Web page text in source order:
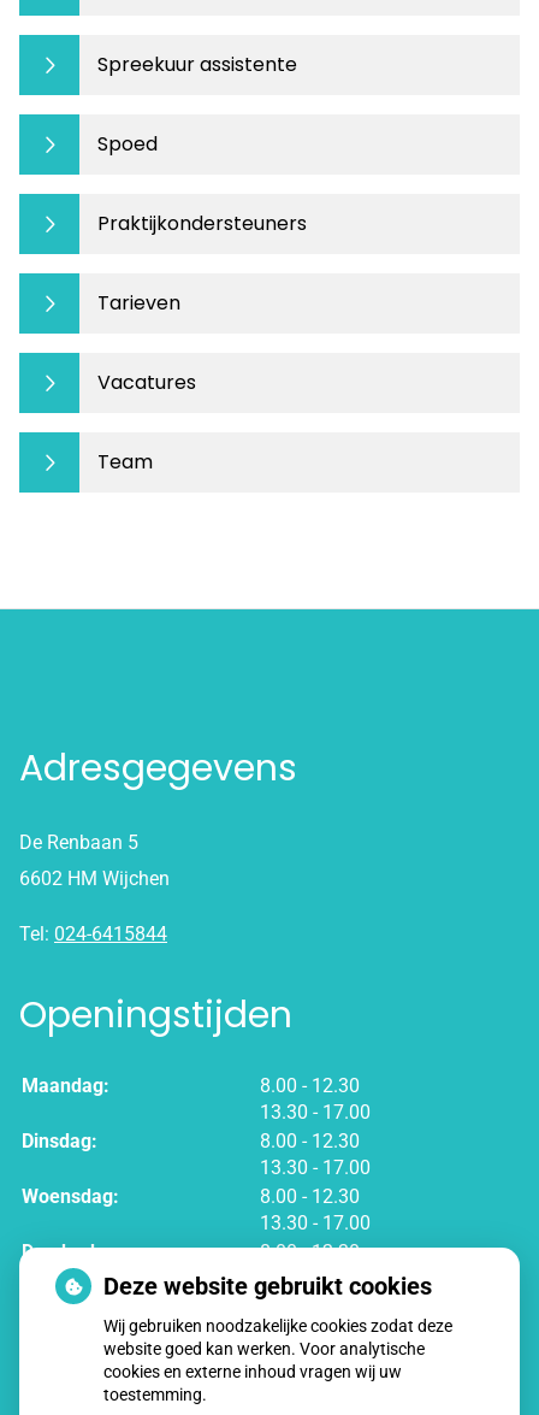
Spreekuur assistente
Spoed
Praktijkondersteuners
Tarieven
Vacatures
Team
Adresgegevens
De Renbaan 5
6602 HM Wijchen
Tel: 024-6415844
Openingstijden
Maandag: 8.00 tot
- 12.30
13.30 tot
- 17.00
Dinsdag:
8.00 tot
- 12.30
13.30 tot
- 17.00
Woensdag:
8.00 tot
- 12.30
13.30 tot
- 17.00
Donderdag:
8.00tot
- 12.30
13.30tot
- 17.00
Vrijdag:
8.00
13.30tot
- 17.00
Deze website gebruikt cookies
Wij gebruiken noodzakelijke cookies zodat deze
website goed kan werken. Voor analytische
cookies en externe inhoud vragen wij uw
toestemming.